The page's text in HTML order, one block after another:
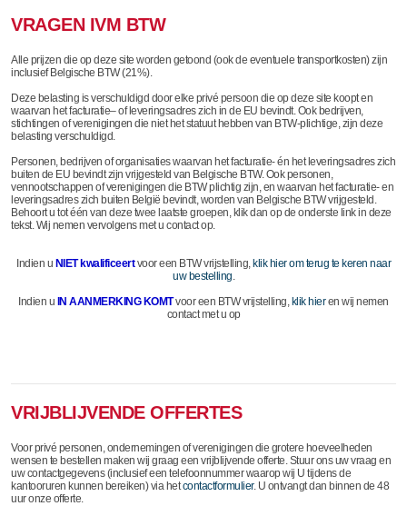
VRAGEN IVM BTW
Alle prijzen die op deze site worden getoond (ook de eventuele transportkosten) zijn
inclusief Belgische BTW (21%).
Deze belasting is verschuldigd door elke privé persoon die op deze site koopt en
waarvan het facturatie– of leveringsadres zich in de EU bevindt. Ook bedrijven,
stichtingen of verenigingen die niet het statuut hebben van BTW-plichtige, zijn deze
belasting verschuldigd.
Personen, bedrijven of organisaties waarvan het facturatie- én het leveringsadres zich
buiten de EU bevindt zijn vrijgesteld van Belgische BTW. Ook personen,
vennootschappen of verenigingen die BTW plichtig zijn, en waarvan het facturatie- en
leveringsadres zich buiten België bevindt, worden van Belgische BTW vrijgesteld.
Behoort u tot één van deze twee laatste groepen, klik dan op de onderste link in deze
tekst. Wij nemen vervolgens met u contact op.
Indien u NIET kwalificeertvoor een BTW vrijstelling, klik hier om terug te keren naar
uw bestelling.
Indien u IN AANMERKING KOMTvoor een BTW vrijstelling, klik hieren wij nemen
contact met u op
VRIJBLIJVENDE OFFERTES
Voor privé personen, ondernemingen of verenigingen die grotere hoeveelheden
wensen te bestellen maken wij graag een vrijblijvende offerte. Stuur ons uw vraag en
uw contactgegevens (inclusief een telefoonnummer waarop wij U tijdens de
kantooruren kunnen bereiken) via hetcontactformulier. U ontvangt dan binnen de 48
uur onze offerte.